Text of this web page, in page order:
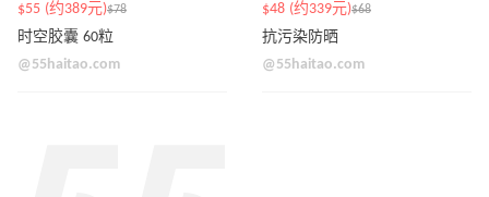
$55 (约389元)$78
时空胶囊 60粒
@55haitao.com
$48 (约339元)$68
抗污染防晒
@55haitao.com